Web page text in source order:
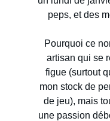
peps, et des
Pourquoi ce
artisan qui se
figue (surtout
mon stock de
de jeu), mais
une passion